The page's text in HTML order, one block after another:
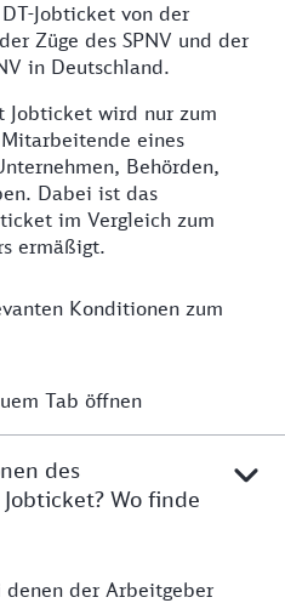
Jobticket von der
Züge des SPNV und der
in Deutschland.
Jobticket wird nur zum
eines
Behörden,
Dabei ist das
im Vergleich zum
ermäßigt.
Konditionen zum
Tab öffnen
des
Wo finde
der Arbeitgeber